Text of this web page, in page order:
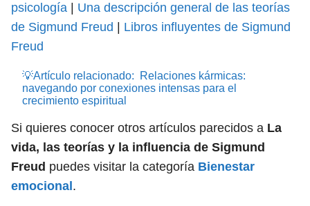
psicología
Una descripción general de las teorías
de Sigmund Freud
Libros influyentes de Sigmund
Freud
💡Artículo relacionado:
Relaciones kármicas:
navegando por conexiones intensas para el
crecimiento espiritual
Si quieres conocer otros artículos parecidos a La
vida, las teorías y la influencia de Sigmund
Freud puedes visitar la categoría Bienestar
emocional .